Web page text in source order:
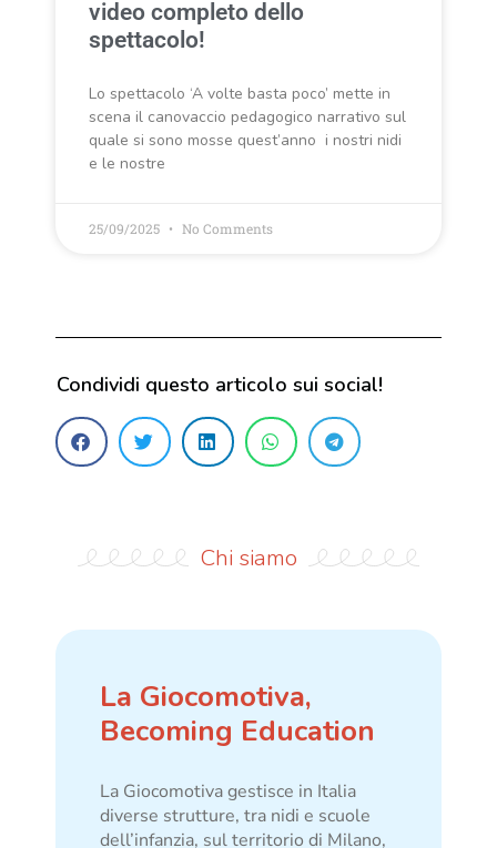
video completo dello
spettacolo!
Lo spettacolo ‘A volte basta poco’ mette in
scena il canovaccio pedagogico narrativo sul
quale si sono mosse quest’anno i nostri nidi
e le nostre
25/09/2025 No Comments
Condividi questo articolo sui social!
Chi siamo
La Giocomotiva,
Becoming Education
La Giocomotiva gestisce in Italia
diverse strutture, tra nidi e scuole
dell’infanzia, sul territorio di Milano,